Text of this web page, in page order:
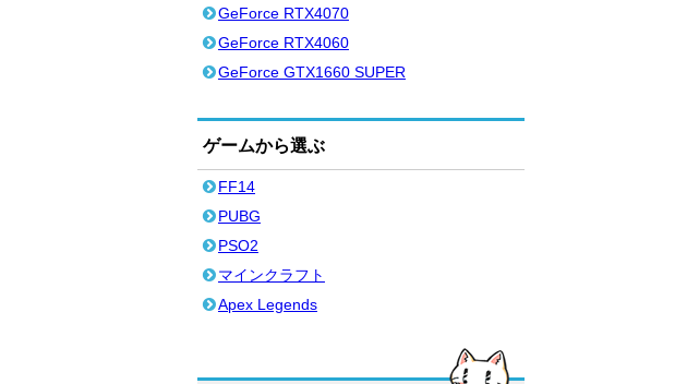
GeForce RTX4070
GeForce RTX4060
GeForce GTX1660 SUPER
ゲームから選ぶ
FF14
PUBG
PSO2
マインクラフト
Apex Legends